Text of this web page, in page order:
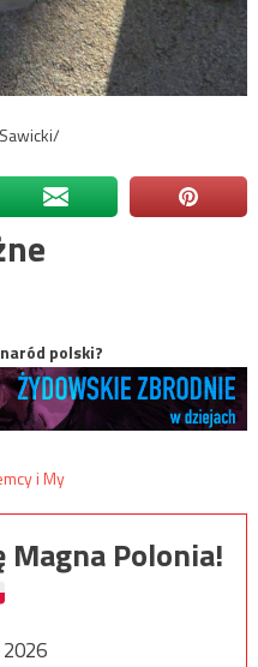
polski?
Polonia!